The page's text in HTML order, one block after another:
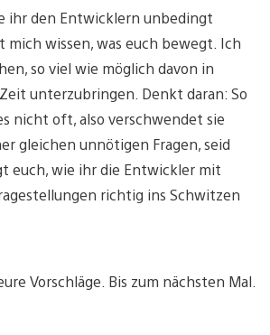
ihr den Entwicklern unbedingt
mich wissen, was euch bewegt. Ich
so viel wie möglich davon in
unterzubringen. Denkt daran: So
nicht oft, also verschwendet sie
gleichen unnötigen Fragen, seid
euch, wie ihr die Entwickler mit
richtig ins Schwitzen
Vorschläge. Bis zum nächsten Mal.